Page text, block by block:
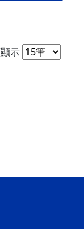
示